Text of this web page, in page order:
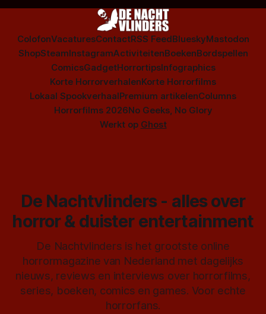
ColofonVacaturesContactRSS FeedBlueskyMastodon
ShopSteamInstagramActiviteitenBoekenBordspellen
ComicsGadgetHorrortipsInfographics
Korte HorrorverhalenKorte Horrorfilms
Lokaal SpookverhaalPremium artikelenColumns
Horrorfilms 2026No Geeks, No Glory
Werkt op Ghost
De Nachtvlinders - alles over
horror & duister entertainment
De Nachtvlinders is het grootste online
horrormagazine van Nederland met dagelijks
nieuws, reviews en interviews over horrorfilms,
series, boeken, comics en games. Voor echte
horrorfans.